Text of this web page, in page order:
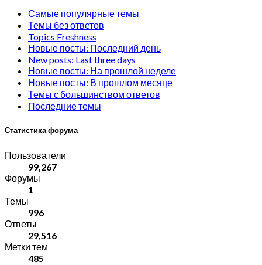
Самые популярные темы
Темы без ответов
Topics Freshness
Новые посты: Последний день
New posts: Last three days
Новые посты: На прошлой неделе
Новые посты: В прошлом месяце
Темы с большинством ответов
Последние темы
Статистика форума
Пользователи
99,267
Форумы
1
Темы
996
Ответы
29,516
Метки тем
485